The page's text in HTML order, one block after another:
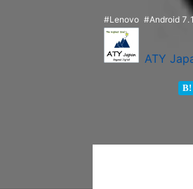
Lenovo Android
ATY
B!